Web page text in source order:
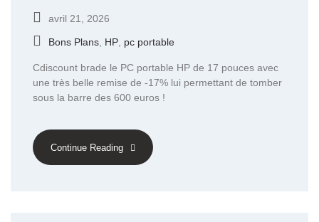
avril 21, 2026
Bons Plans HP pc portable
Cdiscount brade le PC portable HP de 17 pouces avec
une très belle remise de -17% lui permettant de tomber
sous la barre des 600 euros !
Continue Reading